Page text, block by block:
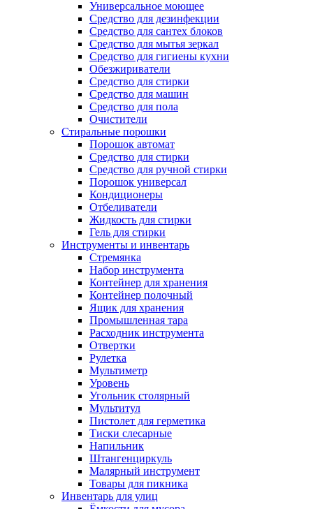
Универсальное моющее
Средство для дезинфекции
Средство для сантех блоков
Средство для мытья зеркал
Средство для гигиены кухни
Обезжириватели
Средство для стирки
Средство для машин
Средство для пола
Очистители
Стиральные порошки
Порошок автомат
Средство для стирки
Средство для ручной стирки
Порошок универсал
Кондиционеры
Отбеливатели
Жидкость для стирки
Гель для стирки
Инструменты и инвентарь
Стремянка
Набор инструмента
Контейнер для хранения
Контейнер полочный
Ящик для хранения
Промышленная тара
Расходник инструмента
Отвертки
Рулетка
Мультиметр
Уровень
Угольник столярный
Мультитул
Пистолет для герметика
Тиски слесарные
Напильник
Штангенциркуль
Малярный инструмент
Товары для пикника
Инвентарь для улиц